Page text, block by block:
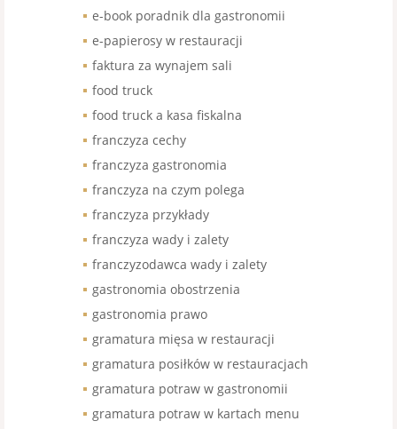
e-book poradnik dla gastronomii
e-papierosy w restauracji
faktura za wynajem sali
food truck
food truck a kasa fiskalna
franczyza cechy
franczyza gastronomia
franczyza na czym polega
franczyza przykłady
franczyza wady i zalety
franczyzodawca wady i zalety
gastronomia obostrzenia
gastronomia prawo
gramatura mięsa w restauracji
gramatura posiłków w restauracjach
gramatura potraw w gastronomii
gramatura potraw w kartach menu